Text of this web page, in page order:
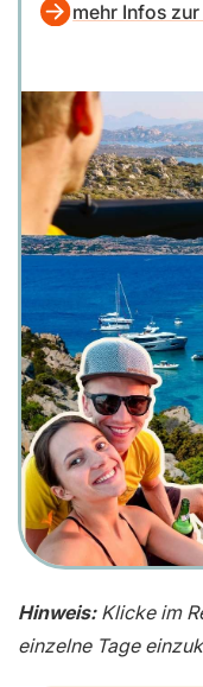
mehr Infos
Hinweis: Klicke im
einzelne Tage